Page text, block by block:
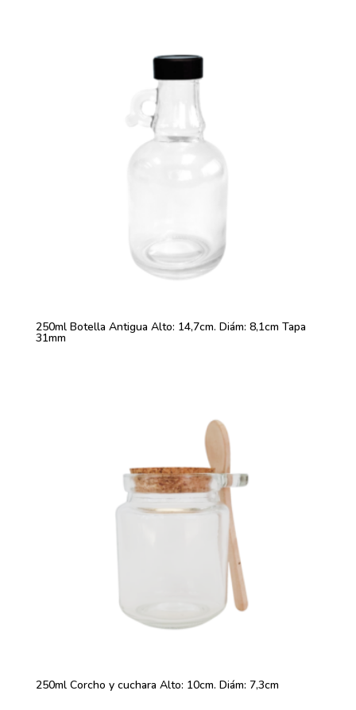
250ml Botella Antigua Alto: 14,7cm. Diám: 8,1cm Tapa
31mm
250ml Corcho y cuchara Alto: 10cm. Diám: 7,3cm